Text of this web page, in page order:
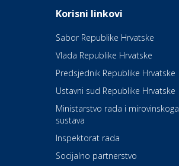
Daruvarske toplice –
Kultura i edukacija
Kazalište Kerempuh
Kultura i edukacija
Kazalište ZKM
Auto-moto i tehnika
Korisni linkovi
Sabor Republike Hrvatske
Vlada Republike Hrvatske
Predsjednik Republike Hrvatske
Ustavni sud Republike Hrvatske
Ministarstvo rada i mirovinskoga
sustava
Inspektorat rada
Socijalno partnerstvo